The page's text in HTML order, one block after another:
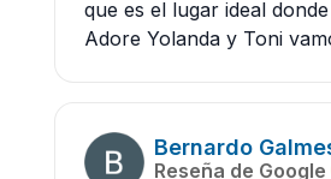
que es el lugar ideal
Adore Yolanda y Toni
Bernardo
Reseña de Google